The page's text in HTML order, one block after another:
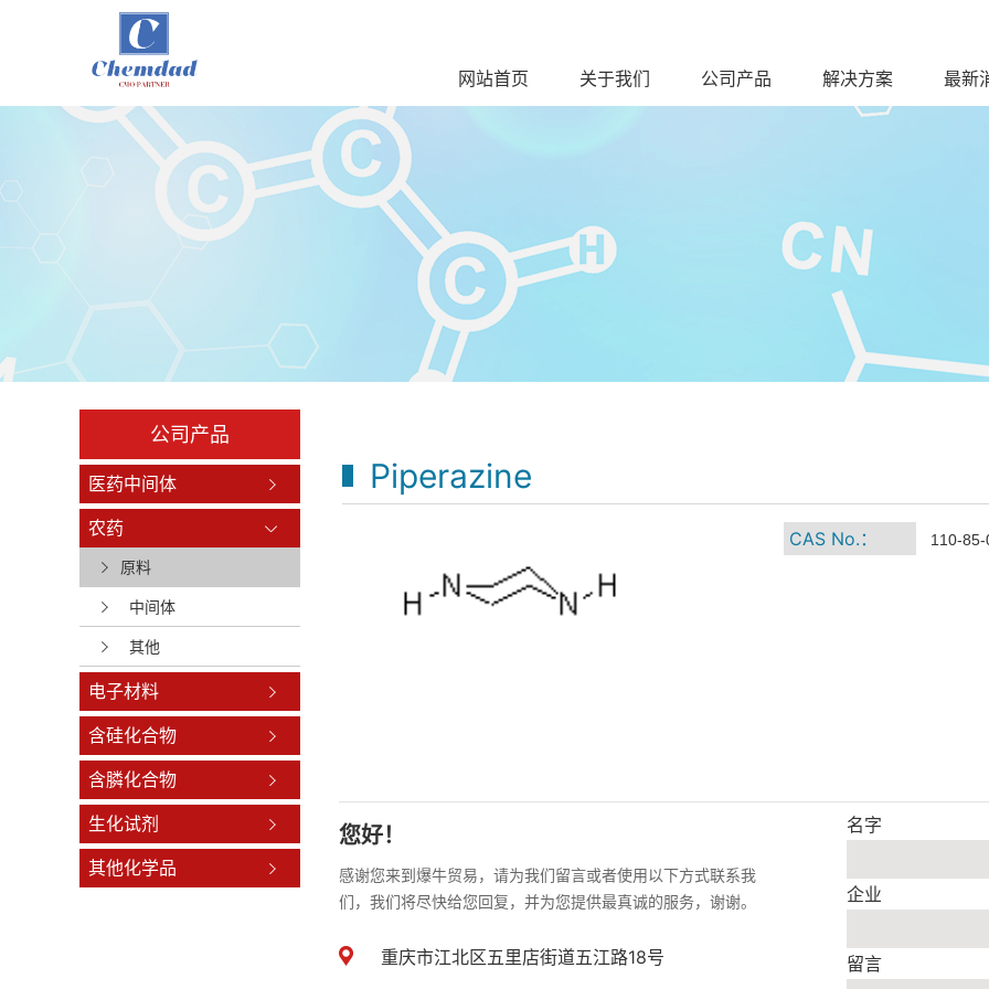
网站首页 关于我们 公司产品 解决方案 最新
公司产品
医药中间体
农药
原料
中间体
其他
电子材料
含硅化合物
含膦化合物
生化试剂
其他化学品
Piperazine
CAS No.： 110-85-
您好！
感谢您来到爆牛贸易，请为我们留言或者使用以下方式联系我
们，我们将尽快给您回复，并为您提供最真诚的服务，谢谢。
重庆市江北区五里店街道五江路18号
名字
企业
留言